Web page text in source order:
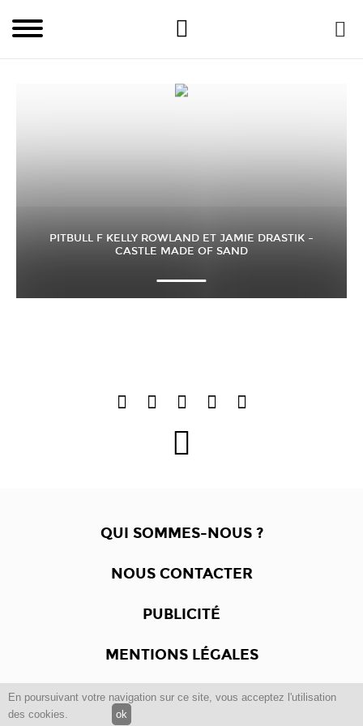
En poursuivant votre navigation sur ce site, vous acceptez l'utilisation
des cookies.
ok
PITBULL F KELLY ROWLAND ET JAMIE DRASTIK –
CASTLE MADE OF SAND
QUI SOMMES-NOUS ?
NOUS CONTACTER
PUBLICITÉ
MENTIONS LÉGALES
Copyright © 2012 -2017Dewalgo- Tous droits réservés.